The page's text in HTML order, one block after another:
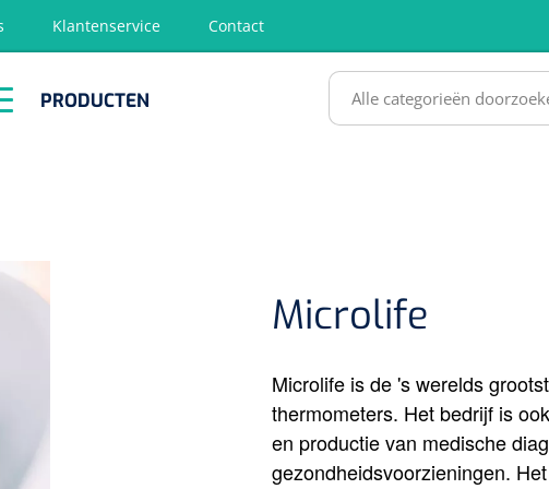
Klantenservice Contact
PRODUCTEN
Microlife
Microlife is de 's werelds
thermometers. Het bedrijf is
en productie van medische
gezondheidsvoorzieningen.